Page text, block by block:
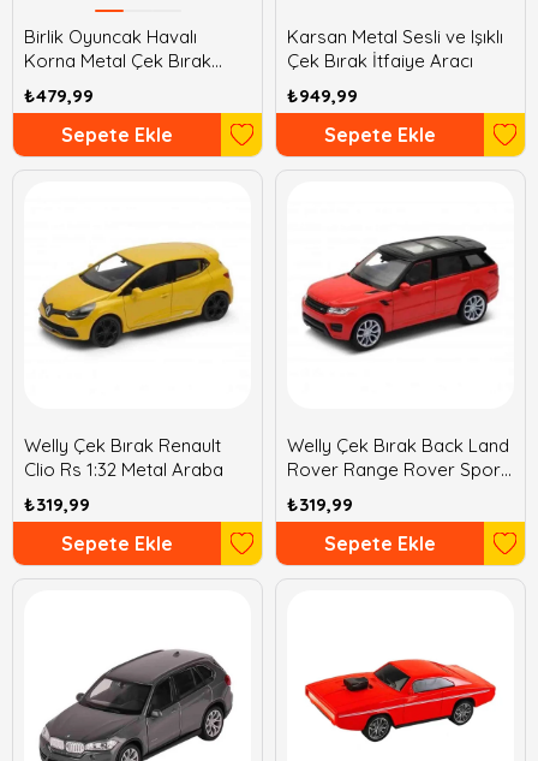
Birlik Oyuncak Havalı
Korna Metal Çek Bırak
Kartal Slx
₺479,99
Sepete Ekle
Karsan Metal Sesli ve Işıklı
Çek Bırak İtfaiye Aracı
₺949,99
Sepete Ekle
Welly Çek Bırak Renault
Clio Rs 1:32 Metal Araba
₺319,99
Sepete Ekle
Welly Çek Bırak Back Land
Rover Range Rover Sport
1:32 Metal Araba
₺319,99
Sepete Ekle